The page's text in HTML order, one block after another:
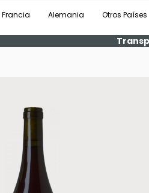
Francia Alemania Otros Países